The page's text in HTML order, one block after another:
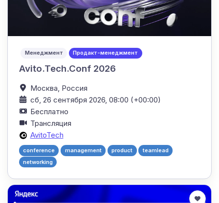
Менеджмент Продакт-менеджмент
Avito.Tech.Conf 2026
Москва, Россия
сб, 26 сентября 2026, 08:00 (+00:00)
Бесплатно
Трансляция
AvitoTech
conference management product
teamlead
networking